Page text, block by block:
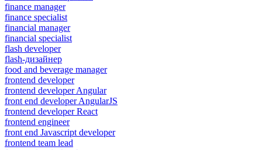
finance manager
finance specialist
financial manager
financial specialist
flash developer
flash-дизайнер
food and beverage manager
frontend developer
frontend developer Angular
front end developer AngularJS
frontend developer React
frontend engineer
front end Javascript developer
frontend team lead